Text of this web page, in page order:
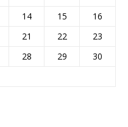
14 15
16
21 22
23
28 29
30